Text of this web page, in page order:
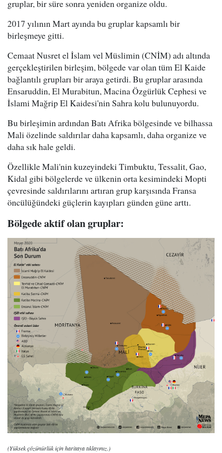
gruplar, bir süre sonra yeniden organize oldu.
2017 yılının Mart ayında bu gruplar kapsamlı bir
birleşmeye gitti.
Cemaat Nusret el İslam vel Müslimin (CNİM) adı altında
gerçekleştirilen birleşim, bölgede var olan tüm El Kaide
bağlantılı grupları bir araya getirdi. Bu gruplar arasında
Ensaruddin, El Murabitun, Macina Özgürlük Cephesi ve
İslami Mağrip El Kaidesi'nin Sahra kolu bulunuyordu.
Bu birleşimin ardından Batı Afrika bölgesinde ve bilhassa
Mali özelinde saldırılar daha kapsamlı, daha organize ve
daha sık hale geldi.
Özellikle Mali'nin kuzeyindeki Timbuktu, Tessalit, Gao,
Kidal gibi bölgelerde ve ülkenin orta kesimindeki Mopti
çevresinde saldırılarını artıran grup karşısında Fransa
öncülüğündeki güçlerin kayıpları günden güne arttı.
Bölgede aktif olan gruplar:
(Yüksek çözünürlük için haritaya tıklayınız.)